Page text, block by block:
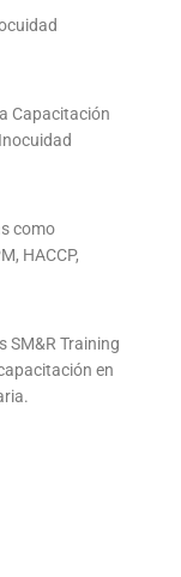
Capacitación
como
HACCP,
SM&R Training
en